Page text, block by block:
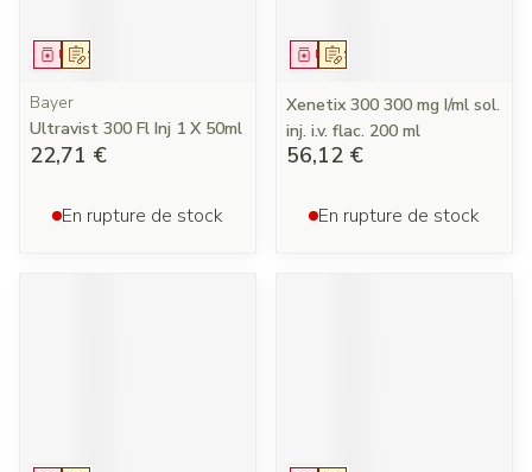
Sur prescription
Médicament
Bayer
Ultravist 300 Fl Inj 1 X 50ml
22,71 €
En rupture de stock
Sur prescription
Médicament
Xenetix 300 300 mg I/ml sol.
inj. i.v. flac. 200 ml
56,12 €
En rupture de stock